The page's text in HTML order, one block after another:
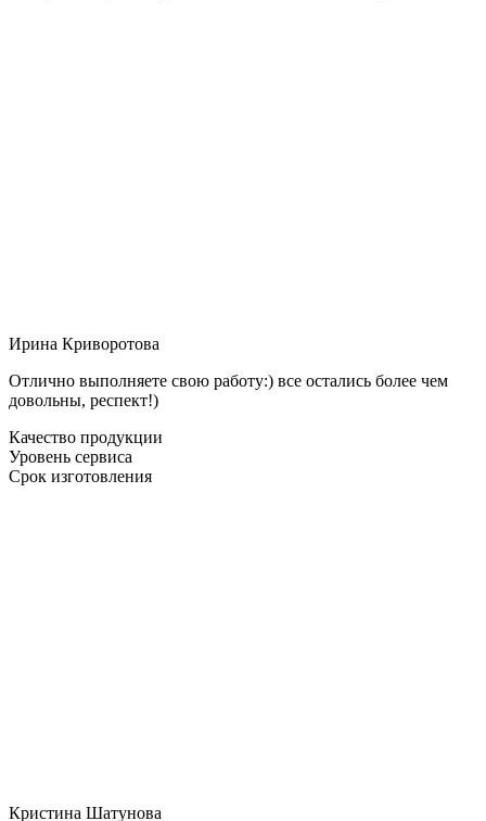
Ирина Криворотова
Отлично выполняете свою работу:) все остались более чем
довольны, респект!)
Качество продукции
Уровень сервиса
Срок изготовления
Кристина Шатунова